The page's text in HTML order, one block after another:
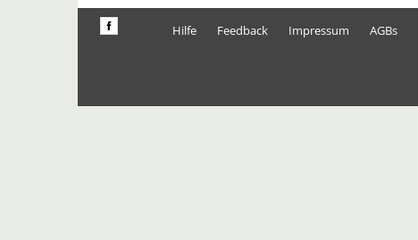
Hilfe Feedback Impressum AGBs